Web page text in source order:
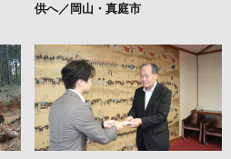
供へ／岡山・真庭市